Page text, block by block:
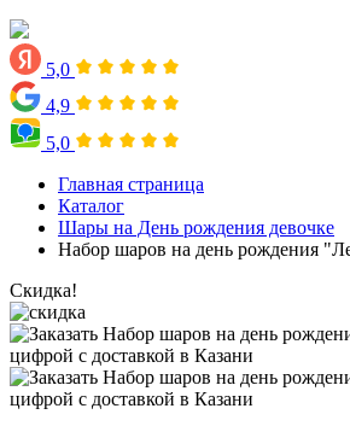
5,0
4,9
5,0
Главная страница
Каталог
Шары на День рождения девочке
Набор шаров на день рождения
Скидка!